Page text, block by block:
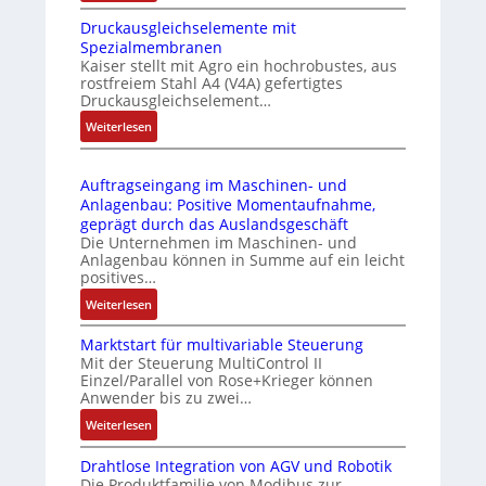
e
-
P
C
l
ä
s
s
s
i
h
e
x
i
b
e
f
ü
m
o
d
u
l
e
b
r
i
n
e
n
4
u
n
d
5
G
a
u
I
E
C
2
4
4
3
Z
e
r
t
f
i
i
e
r
n
g
b
Druckausgleichselemente mit
Spezialmembranen
Kaiser stellt mit Agro ein hochrobustes, aus
rostfreiem Stahl A4 (V4A) gefertigtes
Druckausgleichselement…
Weiterlesen:
D
u
c
k
a
u
s
g
l
e
i
c
h
s
l
Auftragseingang im Maschinen- und
Anlagenbau: Positive Momentaufnahme,
geprägt durch das Auslandsgeschäft
Die Unternehmen im Maschinen- und
Anlagenbau können in Summe auf ein leicht
positives…
Weiterlesen:
A
u
f
t
r
a
g
Marktstart für multivariable Steuerung
Mit der Steuerung MultiControl II
Einzel/Parallel von Rose+Krieger können
Anwender bis zu zwei…
Weiterlesen:
M
a
Drahtlose Integration von AGV und Robotik